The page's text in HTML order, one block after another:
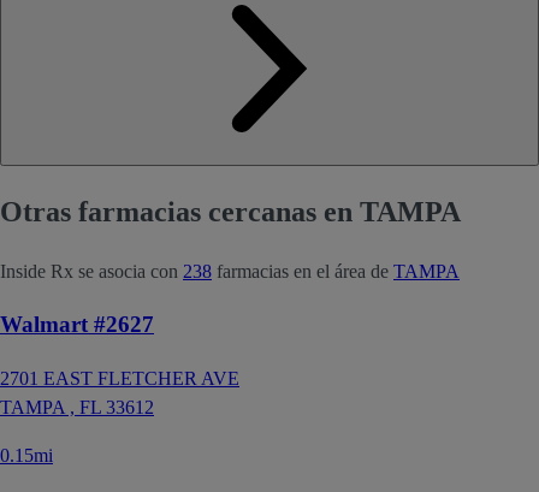
Otras farmacias cercanas en TAMPA
Inside Rx se asocia con 238 farmacias en el área de TAMPA
Walmart #2627
2701 EAST FLETCHER AVE
TAMPA , FL 33612
0.15mi